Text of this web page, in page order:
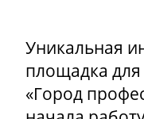
Уникальная
площадка
«Город